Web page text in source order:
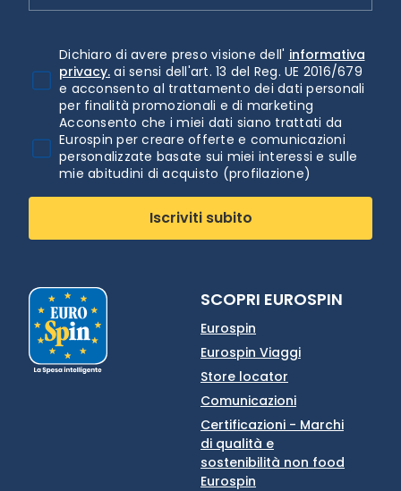
Dichiaro di avere preso visione dell' informativa
privacy. ai sensi dell'art. 13 del Reg. UE 2016/679
e acconsento al trattamento dei dati personali
per finalità promozionali e di marketing
Acconsento che i miei dati siano trattati da
Eurospin per creare offerte e comunicazioni
personalizzate basate sui miei interessi e sulle
mie abitudini di acquisto (profilazione)
Iscriviti subito
SCOPRI EUROSPIN
Eurospin
Eurospin Viaggi
Store locator
Comunicazioni
Certificazioni - Marchi
di qualità e
sostenibilità non food
Eurospin